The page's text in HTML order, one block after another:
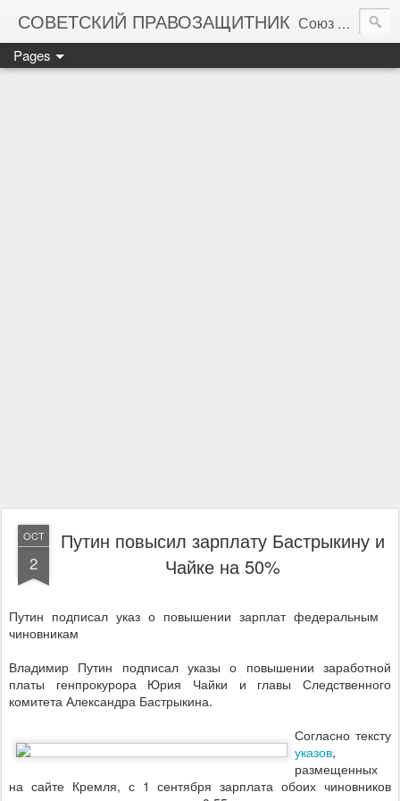
СОВЕТСКИЙ ПРАВОЗАЩИТНИК Союз правозащитников СССР. Правовая помощь гражданам Советского Союза
Pages
OCT
2
Путин повысил зарплату Бастрыкину и
Чайке на 50%
Путин подписал указ о повышении зарплат федеральным
чиновникам
Владимир Путин подписал указы о повышении заработной
платы генпрокурора Юрия Чайки и главы Следственного
комитета Александра Бастрыкина.
Согласно тексту
указов,
размещенных
на сайте Кремля, с 1 сентября зарплата обоих чиновников